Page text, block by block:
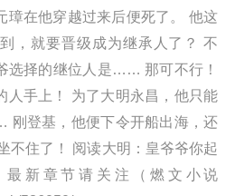
璋在他穿越过来后便死了。 他这
，就要晋级成为继承人了？ 不
选择的继位人是…… 那可不行！
人手上！ 为了大明永昌，他只能
登基，他便下令开船出海，还
不住了！ 阅读大明：皇爷爷你起
新章节请关注（燃文小说